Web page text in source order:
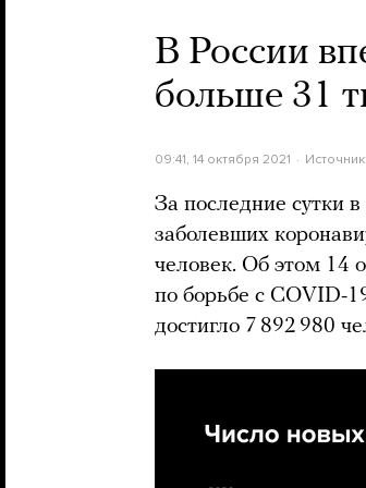
В России
больше 31
09:41, 14 октября 2021 Источник:
За последние сутки
заболевших
человек. Об этом 14
по борьбе с COVID-
достигло 7 892 980